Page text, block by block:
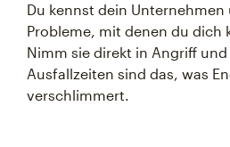
Du kennst dein
Probleme, mit denen du dich
Nimm sie direkt in Angriff
Ausfallzeiten sind das, was
verschlimmert.